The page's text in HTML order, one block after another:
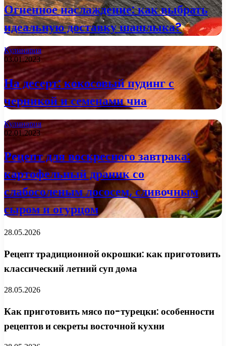
Огненное наслаждение: как выбрать
идеальную доставку шашлыка?
Кулинария
03.01.2023
На десерт: кокосовый пудинг с
черникой и семенами чиа
Кулинария
02.01.2023
Рецепт для воскресного завтрака:
картофельный драник со
слабосоленым лососем, сливочным
сыром и огурцом
28.05.2026
Рецепт традиционной окрошки: как приготовить
классический летний суп дома
28.05.2026
Как приготовить мясо по-турецки: особенности
рецептов и секреты восточной кухни